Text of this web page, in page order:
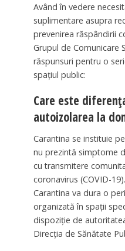
Având în vedere
suplimentare asupra
prevenirea răspândirii
Grupul de Comunicare
răspunsuri pentru o
spaţiul public:
Care este
autoizolarea la
Carantina se instituie
nu prezintă simptome
cu transmitere
coronavirus (COVID-19).
Carantina va dura o
organizată în spaţii
dispoziţie de
Direcţia de Sănătate